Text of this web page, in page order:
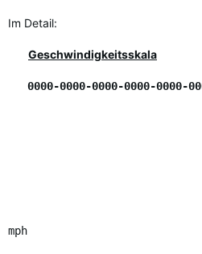
Im Detail:
Geschwindigkeitsskala
0000-0000-0000-0000-0000-
0: 0-30 kmh
1: 0-40 kmh
2: 0-50 kmh
3: 0-60 kmh
4: 0-70 kmh
5: 0-80 kmh
6: 0-90 kmh
7: 0-100
mph